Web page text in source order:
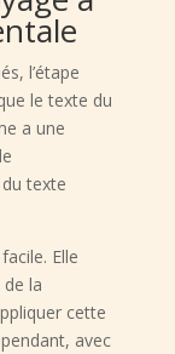
l’étape
le texte du
a une
texte
Elle
la
cette
avec